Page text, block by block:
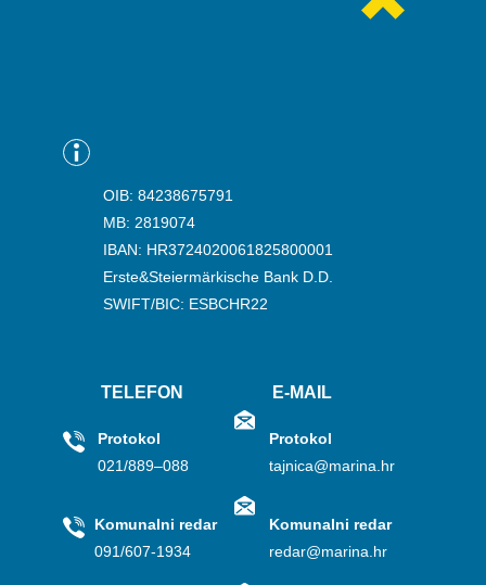
OIB: 84238675791
MB: 2819074
IBAN: HR3724020061825800001
Erste&Steiermärkische Bank D.D.
SWIFT/BIC: ESBCHR22
TELEFON
Protokol
021/889–088
Komunalni redar
091/607-1934
E-MAIL
Protokol
tajnica@marina.hr
Komunalni redar
redar@marina.hr